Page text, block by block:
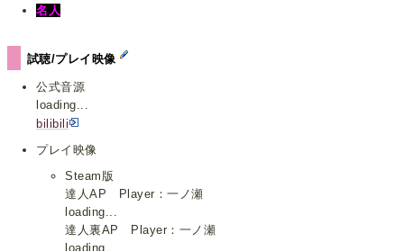
名人
試聴/プレイ映像
公式音源
loading...
bilibili
プレイ映像
Steam版
達人AP Player：一ノ瀬
loading...
達人裏AP Player：一ノ瀬
loading...